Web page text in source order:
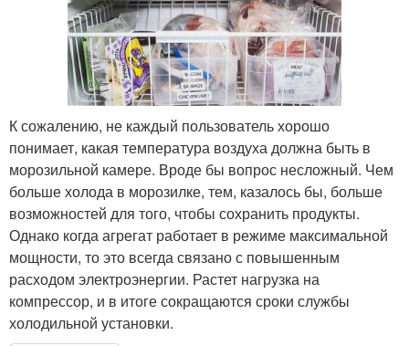
К сожалению, не каждый пользователь хорошо
понимает, какая температура воздуха должна быть в
морозильной камере. Вроде бы вопрос несложный. Чем
больше холода в морозилке, тем, казалось бы, больше
возможностей для того, чтобы сохранить продукты.
Однако когда агрегат работает в режиме максимальной
мощности, то это всегда связано с повышенным
расходом электроэнергии. Растет нагрузка на
компрессор, и в итоге сокращаются сроки службы
холодильной установки.